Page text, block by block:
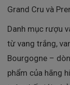
Grand Cru và
Danh mục rượu
từ vang trắng,
Bourgogne –
phẩm của hãng